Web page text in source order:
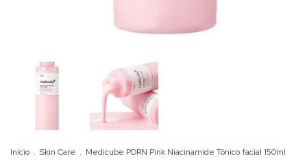
Início . Skin Care . Medicube PDRN Pink Niacinamide Tônico facial 150ml